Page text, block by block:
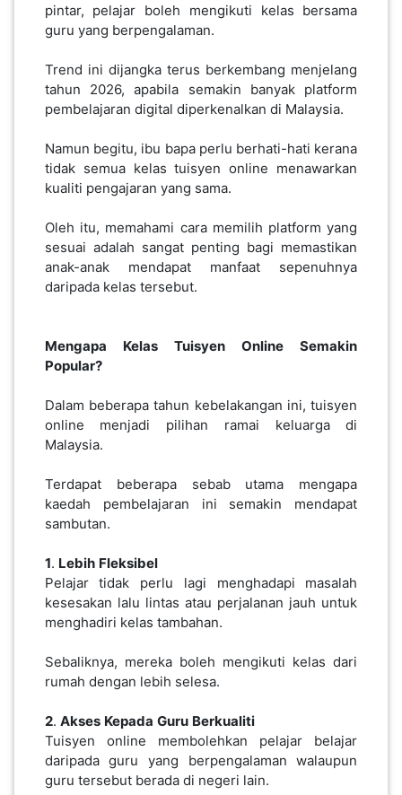
pintar, pelajar boleh mengikuti kelas bersama
guru yang berpengalaman.
Trend ini dijangka terus berkembang menjelang
tahun 2026, apabila semakin banyak platform
pembelajaran digital diperkenalkan di Malaysia.
Namun begitu, ibu bapa perlu berhati-hati kerana
tidak semua kelas tuisyen online menawarkan
kualiti pengajaran yang sama.
Oleh itu, memahami cara memilih platform yang
sesuai adalah sangat penting bagi memastikan
anak-anak mendapat manfaat sepenuhnya
daripada kelas tersebut.
Mengapa Kelas Tuisyen Online
Semakin
Popular?
Dalam beberapa tahun kebelakangan ini, tuisyen
online menjadi pilihan ramai keluarga di
Malaysia.
Terdapat beberapa sebab utama mengapa
kaedah pembelajaran ini semakin mendapat
sambutan.
1. Lebih Fleksibel
Pelajar tidak perlu lagi menghadapi masalah
kesesakan lalu lintas atau perjalanan jauh untuk
menghadiri kelas tambahan.
Sebaliknya, mereka boleh mengikuti kelas dari
rumah dengan lebih selesa.
2. Akses Kepada Guru Berkualiti
Tuisyen online membolehkan pelajar belajar
daripada guru yang berpengalaman walaupun
guru tersebut berada di negeri lain.
PEKERJAAN(0)
SERVIS(17)
BENDA(1)
KEPERLUAN(16)
PAHANG(13)
KELANTAN(22)
PERAK(41)
NEGERI
TERENGGANU(12)